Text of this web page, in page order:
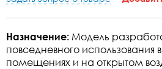
Назначение: Модель
повседневного использования
помещениях и на открытом